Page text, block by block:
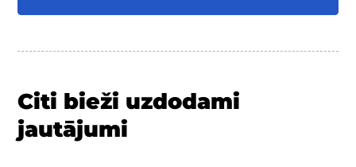
Citi bieži uzdodami
jautājumi